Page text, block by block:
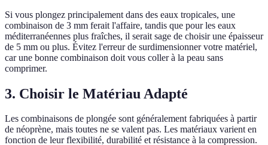
Si vous plongez principalement dans des eaux tropicales, une
combinaison de 3 mm ferait l'affaire, tandis que pour les eaux
méditerranéennes plus fraîches, il serait sage de choisir une épaisseur
de 5 mm ou plus. Évitez l'erreur de surdimensionner votre matériel,
car une bonne combinaison doit vous coller à la peau sans
comprimer.
3. Choisir le Matériau Adapté
Les combinaisons de plongée sont généralement fabriquées à partir
de néoprène, mais toutes ne se valent pas. Les matériaux varient en
fonction de leur flexibilité, durabilité et résistance à la compression.